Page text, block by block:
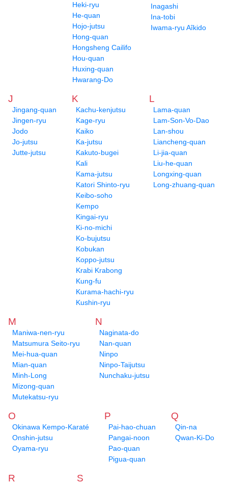
Heki-ryu
He-quan
Hojo-jutsu
Hong-quan
Hongsheng Cailifo
Hou-quan
Huxing-quan
Hwarang-Do
Inagashi
Ina-tobi
Iwama-ryu Aîkido
J
Jingang-quan
Jingen-ryu
Jodo
Jo-jutsu
Jutte-jutsu
K
Kachu-kenjutsu
Kage-ryu
Kaiko
Ka-jutsu
Kakuto-bugei
Kali
Kama-jutsu
Katori Shinto-ryu
Keibo-soho
Kempo
Kingai-ryu
Ki-no-michi
Ko-bujutsu
Kobukan
Koppo-jutsu
Krabi Krabong
Kung-fu
Kurama-hachi-ryu
Kushin-ryu
L
Lama-quan
Lam-Son-Vo-Dao
Lan-shou
Liancheng-quan
Li-jia-quan
Liu-he-quan
Longxing-quan
Long-zhuang-quan
M
Maniwa-nen-ryu
Matsumura Seito-ryu
Mei-hua-quan
Mian-quan
Minh-Long
Mizong-quan
Mutekatsu-ryu
N
Naginata-do
Nan-quan
Ninpo
Ninpo-Taijutsu
Nunchaku-jutsu
O
Okinawa Kempo-Karaté
Onshin-jutsu
Oyama-ryu
P
Pai-hao-chuan
Pangai-noon
Pao-quan
Pigua-quan
Q
Qin-na
Qwan-Ki-Do
R S